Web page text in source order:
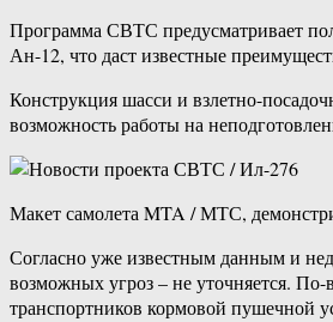
Программа СВТС предусматривает
Ан-12, что даст известные
Конструкция шасси и взлетно-
возможность работы на
Макет самолета MTA / МТС,
Согласно уже известным данным и
возможных угроз – не уточняется.
транспортников кормовой пушечной